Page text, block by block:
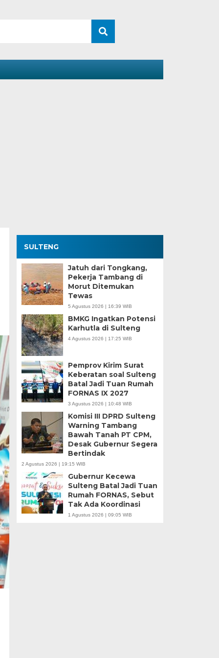
SULTENG
Jatuh dari Tongkang,
Pekerja Tambang di
Morut Ditemukan
Tewas
5 Agustus 2026 | 16:39 WIB
BMKG Ingatkan Potensi
Karhutla di Sulteng
4 Agustus 2026 | 17:25 WIB
Pemprov Kirim Surat
Keberatan soal Sulteng
Batal Jadi Tuan Rumah
FORNAS IX 2027
3 Agustus 2026 | 10:48 WIB
Komisi III DPRD Sulteng
Warning Tambang
Bawah Tanah PT CPM,
Desak Gubernur Segera
Bertindak
2 Agustus 2026 | 19:15 WIB
Gubernur Kecewa
Sulteng Batal Jadi Tuan
Rumah FORNAS, Sebut
Tak Ada Koordinasi
1 Agustus 2026 | 09:05 WIB